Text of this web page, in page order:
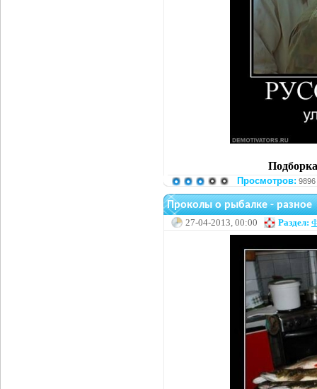
Просмотров:
Проколы о рыбалке - разное
27-04-2013, 00:00 Раздел: